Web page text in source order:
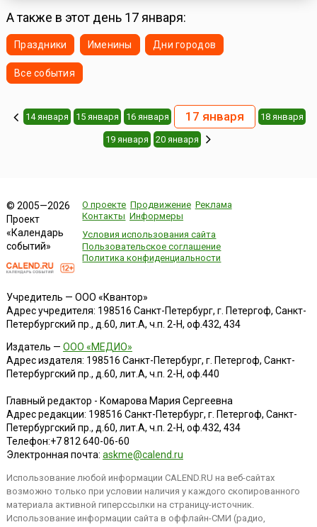
территорией страны, в том числе и специальных нормативных
А также в этот день 17 января:
Праздники Именины Дни городов
Все события
14 января 15 января 16 января 17 января 18 января
19 января 20 января
© 2005—2026
Проект
«Календарь
событий»
О проекте Продвижение Реклама
Контакты Информеры
Условия использования сайта
Пользовательское соглашение
Политика конфиденциальности
Учредитель — ООО «Квантор»
Адрес учредителя: 198516 Санкт-Петербург, г. Петергоф, Санкт-
Петербургский пр., д.60, лит.А, ч.п. 2-Н, оф.432, 434
Издатель — ООО «МЕДИО»
Адрес издателя: 198516 Санкт-Петербург, г. Петергоф, Санкт-
Петербургский пр., д.60, лит.А, ч.п. 2-Н, оф.440
Главный редактор - Комарова Мария Сергеевна
Адрес редакции: 198516 Санкт-Петербург, г. Петергоф, Санкт-
Петербургский пр., д.60, лит.А, ч.п. 2-Н, оф.432, 434
Телефон:+7 812 640-06-60
Электронная почта: askme@calend.ru
Использование любой информации CALEND.RU на веб-сайтах
возможно только при условии наличия у каждого скопированного
материала активной гиперссылки на страницу-источник.
Использование информации сайта в оффлайн-СМИ (радио,